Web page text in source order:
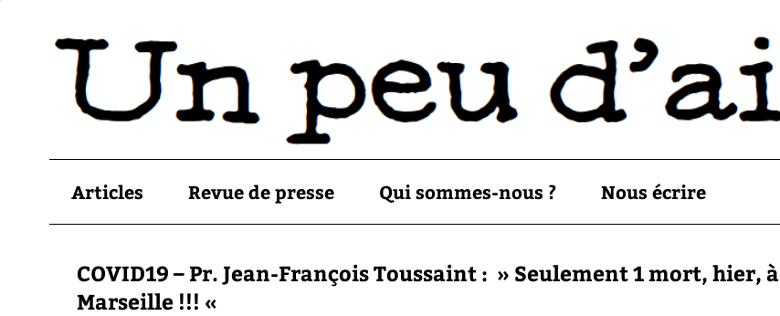
Articles Revue de presse Qui sommes-nous ? Nous écrire
COVID19 – Pr. Jean-François Toussaint : » Seulement 1 mort, hier, à
Marseille !!! «